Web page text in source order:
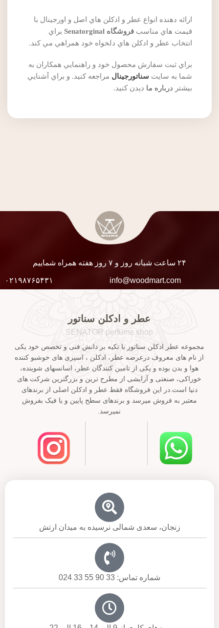
ارائه دهنده انواع عطر و ادکلن هاي اصل و اورجينال با
قيمت هاي مناسب فروشگاه Senatorginal
براي
انتخاب عطر و ادکلن هاي دلخواه خود همراهي مي کند.
براي ثبت سفارش محصول خود و راهنمايي همکاران به
شما به سايت سناتورجينال مراجعه کنيد. و براي آشنايي
بيشتر درباره ما ديدن کنيد.
۲۴ ساعت شبانه روز و ۷ روز هفته همراه شماییم
info@woodmart.com ۰۲۱۹۸۷۶۵۴۳۱
عطر و ادکلن سناتور
SENATOR perfume shop
مجموعه عطر ادکلن سناتور با تکیه بر دانش فنی و تخصص خود یکی
از نام های معروف درعرضه عطر، ادکلن ، اسپری های خوشبو کننده
هوا و بدن بوده و یکی از تامین کنندگان عطر، اسانسهای شوینده،
خوراکی، صنعتی و آرایشی از مطرح ترین و بزرگترین شرکت های
دنیا است.در این فروشگاه فقط عطر و ادکلن اصلی از برندهای
معتبر به فروش میرسد و برندهای سطح پایین و یا فیک بفروش
نمیرسد.
زنجان، سعدی شمالی نرسیده به میدان ارتش
شماره تماس: 33 90 55 33 024